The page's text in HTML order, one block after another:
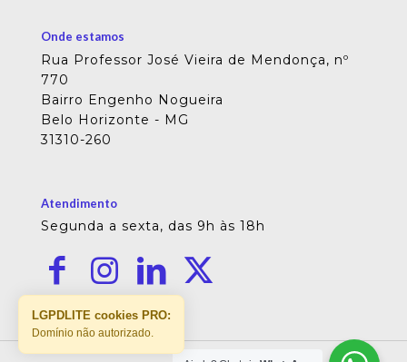
Onde estamos
Rua Professor José Vieira de Mendonça, nº
770
Bairro Engenho Nogueira
Belo Horizonte - MG
31310-260
Atendimento
Segunda a sexta, das 9h às 18h
LGPDLITE cookies PRO:
Domínio não autorizado.